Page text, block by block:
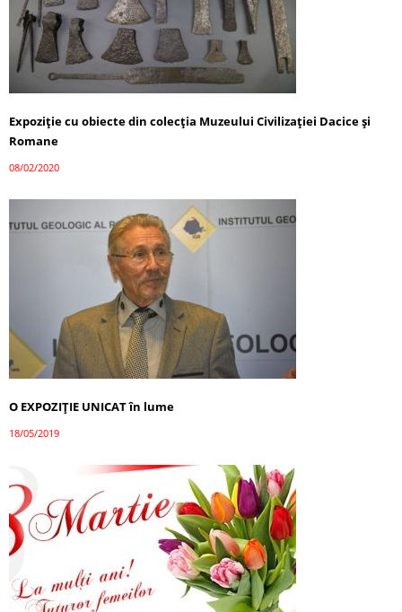
Expoziție cu obiecte din colecţia Muzeului Civilizaţiei Dacice şi
Romane
08/02/2020
O EXPOZIȚIE UNICAT în lume
18/05/2019